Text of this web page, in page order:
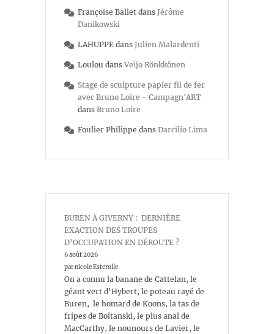
Françoise Ballet dans Jérôme
Danikowski
LAHUPPE dans Julien Malardenti
Loulou dans Veijo Rönkkönen
Stage de sculpture papier fil de fer
avec Bruno Loire - Campagn'ART
dans Bruno Loire
Foulier Philippe dans Darcilio Lima
BUREN À GIVERNY : DERNIÈRE
EXACTION DES TROUPES
D’OCCUPATION EN DÉROUTE ?
6 août 2026
par nicole Esterolle
On a connu la banane de Cattelan, le
géant vert d’Hybert, le poteau rayé de
Buren, le homard de Koons, la tas de
fripes de Boltanski, le plus anal de
MacCarthy, le nounours de Lavier, le